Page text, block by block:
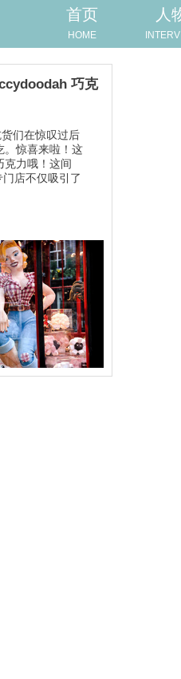
首页
HOME
人
巧克
们在惊叹过后
。惊喜来啦！这
克力哦！这间
店不仅吸引了